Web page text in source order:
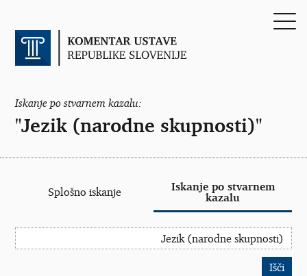
Iskanje po stvarnem kazalu:
"Jezik (narodne skupnosti)"
Splošno iskanje
Iskanje po stvarnem
kazalu